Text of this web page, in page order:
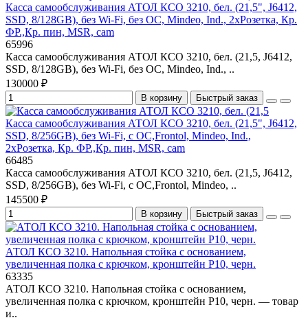
Касса самообслуживания АТОЛ КСО 3210, бел. (21,5", J6412,
SSD, 8/128GB), без Wi-Fi, без ОС, Mindeo, Ind., 2хРозетка, Кр.
ФР.,Кр. пин, MSR, cam
65996
Касса самообслуживания АТОЛ КСО 3210, бел. (21,5, J6412,
SSD, 8/128GB), без Wi-Fi, без ОС, Mindeo, Ind., ..
130000 ₽
В корзину Быстрый заказ
Касса самообслуживания АТОЛ КСО 3210, бел. (21,5", J6412,
SSD, 8/256GB), без Wi-Fi, с ОС,Frontol, Mindeo, Ind.,
2хРозетка, Кр. ФР.,Кр. пин, MSR, cam
66485
Касса самообслуживания АТОЛ КСО 3210, бел. (21,5, J6412,
SSD, 8/256GB), без Wi-Fi, с ОС,Frontol, Mindeo, ..
145500 ₽
В корзину Быстрый заказ
АТОЛ КСО 3210. Напольная стойка с основанием,
увеличенная полка с крючком, кронштейн P10, черн.
63335
АТОЛ КСО 3210. Напольная стойка с основанием,
увеличенная полка с крючком, кронштейн P10, черн. — товар
и..